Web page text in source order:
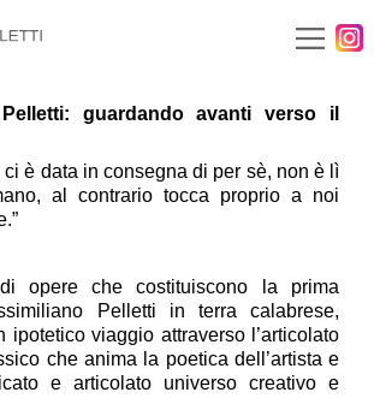
Pelletti: guardando avanti verso il
ci è data in consegna di per sè, non è lì
al contrario tocca proprio a noi
di opere che costituiscono la prima
Pelletti in terra calabrese,
ipotetico viaggio attraverso l’articolato
che anima la poetica dell’artista e
e articolato universo creativo e